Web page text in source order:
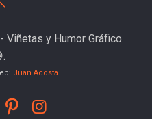
y Humor Gráfico
Juan Acosta